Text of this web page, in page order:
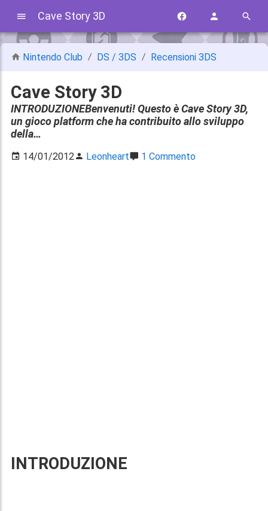
Cave Story 3D
Nintendo Club DS / 3DS Recensioni 3DS
Cave Story 3D
INTRODUZIONEBenvenuti! Questo è Cave Story 3D,
un gioco platform che ha contribuito allo sviluppo
della…
14/01/2012 Leonheart 1 Commento
INTRODUZIONE